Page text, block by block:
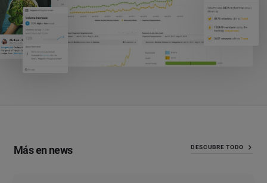
Más en news DESCUBRE TODO